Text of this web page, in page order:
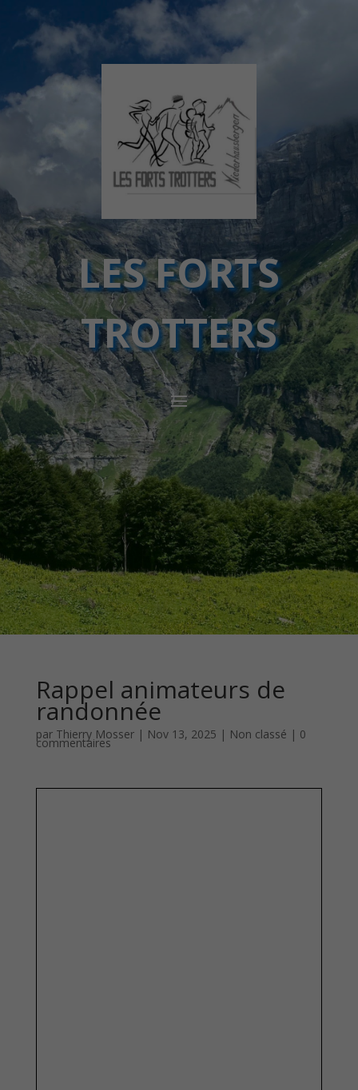
LES FORTS
TROTTERS
Rappel animateurs de
randonnée
par Thierry Mosser| Nov 13, 2025 | Non classé | 0
commentaires